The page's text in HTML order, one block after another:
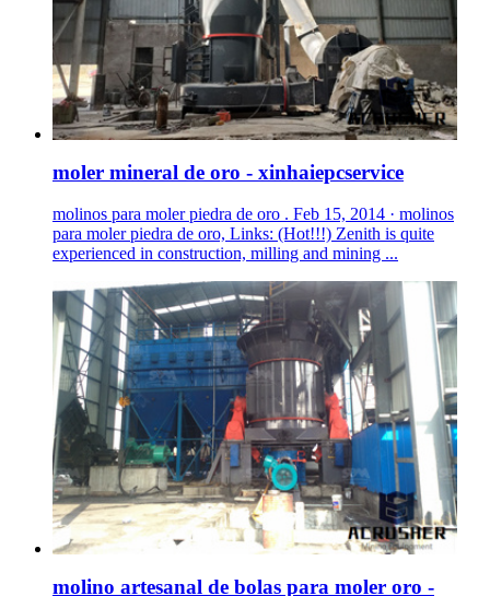
moler mineral de oro - xinhaiepcservice
molinos para moler piedra de oro . Feb 15, 2014 · molinos
para moler piedra de oro, Links: (Hot!!!) Zenith is quite
experienced in construction, milling and mining ...
molino artesanal de bolas para moler oro -